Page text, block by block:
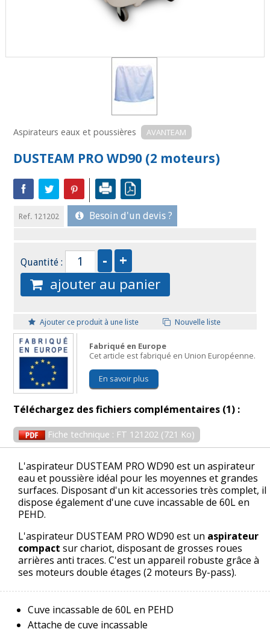
Aspirateurs eaux et poussières AVANTEAM
DUSTEAM PRO WD90 (2 moteurs)
Ref. 121202 Besoin d'un devis ?
Quantité :
ajouter au panier
Ajouter ce produit à une liste Nouvelle liste
Fabriqué en Europe
Cet article est fabriqué en Union Européenne.
En savoir plus
Téléchargez des fichiers complémentaires (1) :
Fiche technique : FT 121202 (721 Ko)
L'aspirateur DUSTEAM PRO WD90 est un aspirateur
eau et poussière idéal pour les moyennes et grandes
surfaces. Disposant d'un kit accessories très complet, il
dispose également d'une cuve incassable de 60L en
PEHD.
L'aspirateur DUSTEAM PRO WD90 est un aspirateur
compact sur chariot, disposant de grosses roues
arrières anti traces. C'est un appareil robuste grâce à
ses moteurs double étages (2 moteurs By-pass).
Cuve incassable de 60L en PEHD
Attache de cuve incassable